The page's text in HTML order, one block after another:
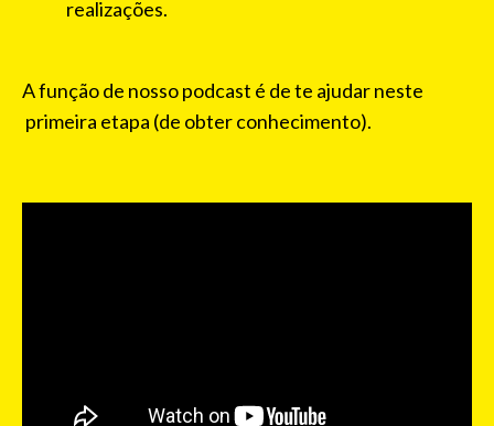
realizações.
A função de nosso podcast é de te ajudar neste
primeira etapa (de obter conhecimento).